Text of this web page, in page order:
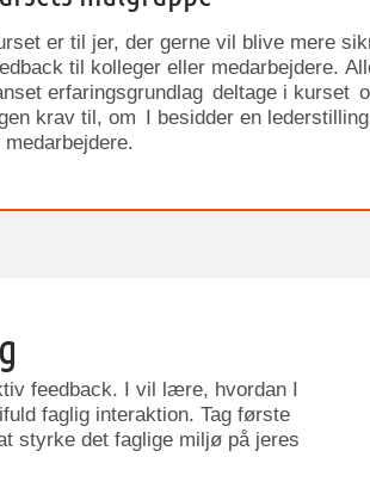
er til jer, der gerne vil blive mere
til kolleger eller medarbejdere.
erfaringsgrundlag deltage i kurset
krav til, om I besidder en
medarbejdere.
feedback. I vil lære, hvordan I
faglig interaktion. Tag første
styrke det faglige miljø på jeres